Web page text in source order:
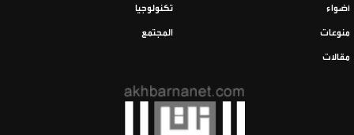
أضواء تكنولوجيا
منوعات المجتمع
مقالات